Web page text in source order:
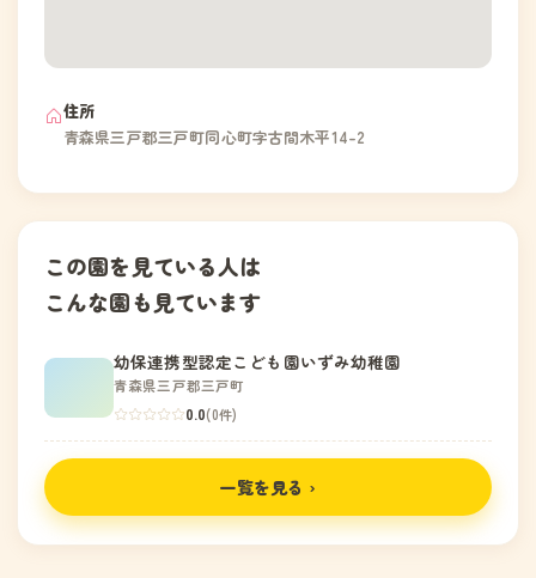
住所
青森県三戸郡三戸町同心町字古間木平14-2
この園を見ている人は
こんな園も見ています
幼保連携型認定こども園いずみ幼稚園
青森県三戸郡三戸町
0.0(0件)
一覧を見る ›